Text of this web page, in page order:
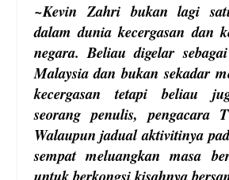
~Kevin Zahri bukan lagi
dalam dunia kecergasan dan
negara. Beliau digelar
Malaysia dan bukan sekadar
kecergasan tetapi beliau
seorang penulis, pengacara
Walaupun jadual aktivitinya
sempat meluangkan masa